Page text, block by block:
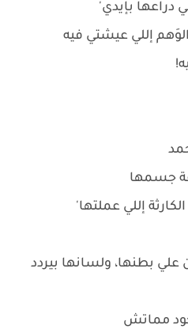
دراعها بإيدي'
إللي عيشتي فيه
جسمها
إللي عملتها'
علي بطنها، ولسانها بيردد
مماتش